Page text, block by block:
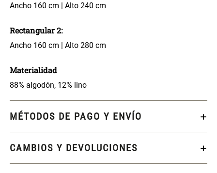
Ancho 160 cm | Alto 240 cm
Rectangular 2:
Ancho 160 cm | Alto 280 cm
Materialidad
88% algodón, 12% lino
MÉTODOS DE PAGO Y ENVÍO
CAMBIOS Y DEVOLUCIONES
S/ 69.90 S/ 55.90
Organizador Cubiertos Bambú
Extensible
S/ 219.00
Peldaños 71x41x106 cm
S/ 144.00